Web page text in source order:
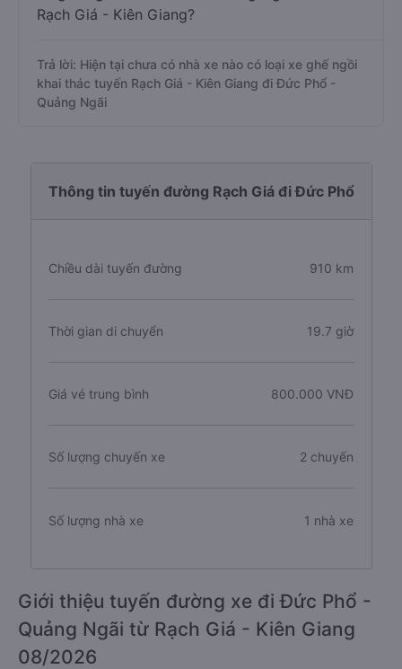
Rạch Giá - Kiên Giang?
Trả lời: Hiện tại chưa có nhà xe nào có loại xe ghế ngồi
khai thác tuyến Rạch Giá - Kiên Giang đi Đức Phổ -
Quảng Ngãi
Thông tin tuyến đường Rạch Giá đi Đức Phổ
Chiều dài tuyến đường 910 km
Thời gian di chuyển 19.7 giờ
Giá vé trung bình 800.000 VNĐ
Số lượng chuyến xe 2 chuyến
Số lượng nhà xe 1 nhà xe
Giới thiệu tuyến đường xe đi Đức Phổ -
Quảng Ngãi từ Rạch Giá - Kiên Giang
08/2026